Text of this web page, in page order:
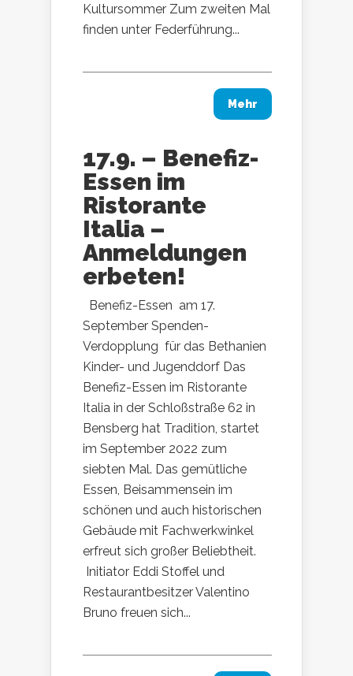
Kultursommer Zum zweiten Mal
finden unter Federführung...
Mehr
17.9. – Benefiz-
Essen im
Ristorante
Italia –
Anmeldungen
erbeten!
Benefiz-Essen am 17.
September Spenden-
Verdopplung für das Bethanien
Kinder- und Jugenddorf Das
Benefiz-Essen im Ristorante
Italia in der Schloßstraße 62 in
Bensberg hat Tradition, startet
im September 2022 zum
siebten Mal. Das gemütliche
Essen, Beisammensein im
schönen und auch historischen
Gebäude mit Fachwerkwinkel
erfreut sich großer Beliebtheit.
Initiator Eddi Stoffel und
Restaurantbesitzer Valentino
Bruno freuen sich...